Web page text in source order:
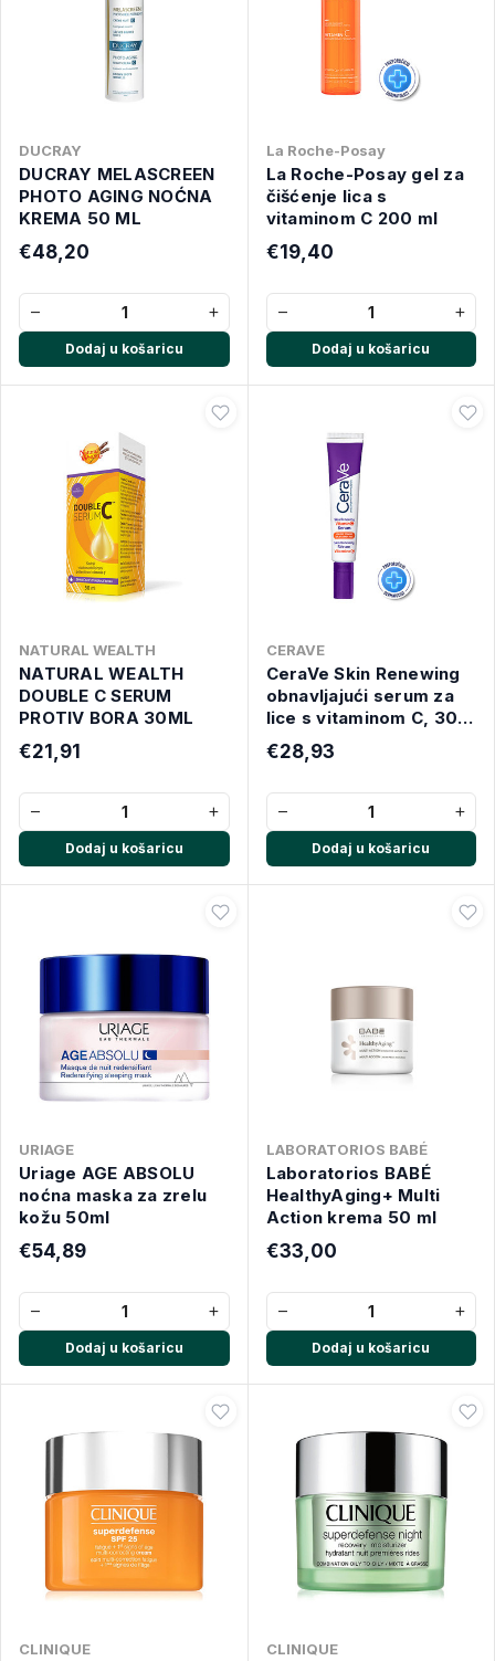
DUCRAY
DUCRAY MELASCREEN
PHOTO AGING NOĆNA
KREMA 50 ML
€48,20
− +
Dodaj u košaricu
La Roche-Posay
La Roche-Posay gel za
čišćenje lica s
vitaminom C 200 ml
€19,40
− +
Dodaj u košaricu
NATURAL WEALTH
NATURAL WEALTH
DOUBLE C SERUM
PROTIV BORA 30ML
€21,91
− +
Dodaj u košaricu
CERAVE
CeraVe Skin Renewing
obnavljajući serum za
lice s vitaminom C, 30
ml
€28,93
− +
Dodaj u košaricu
URIAGE
Uriage AGE ABSOLU
noćna maska za zrelu
kožu 50ml
€54,89
− +
Dodaj u košaricu
LABORATORIOS BABÉ
Laboratorios BABÉ
HealthyAging+ Multi
Action krema 50 ml
€33,00
− +
Dodaj u košaricu
CLINIQUE CLINIQUE